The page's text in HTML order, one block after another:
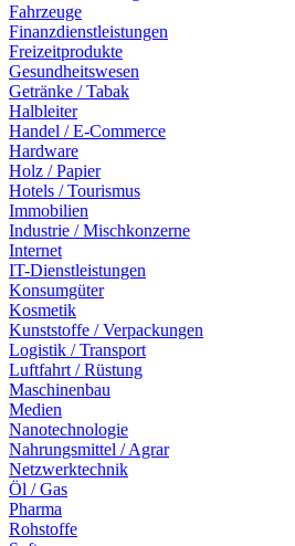
Fahrzeuge
Finanzdienstleistungen
Freizeitprodukte
Gesundheitswesen
Getränke / Tabak
Halbleiter
Handel / E-Commerce
Hardware
Holz / Papier
Hotels / Tourismus
Immobilien
Industrie / Mischkonzerne
Internet
IT-Dienstleistungen
Konsumgüter
Kosmetik
Kunststoffe / Verpackungen
Logistik / Transport
Luftfahrt / Rüstung
Maschinenbau
Medien
Nanotechnologie
Nahrungsmittel / Agrar
Netzwerktechnik
Öl / Gas
Pharma
Rohstoffe